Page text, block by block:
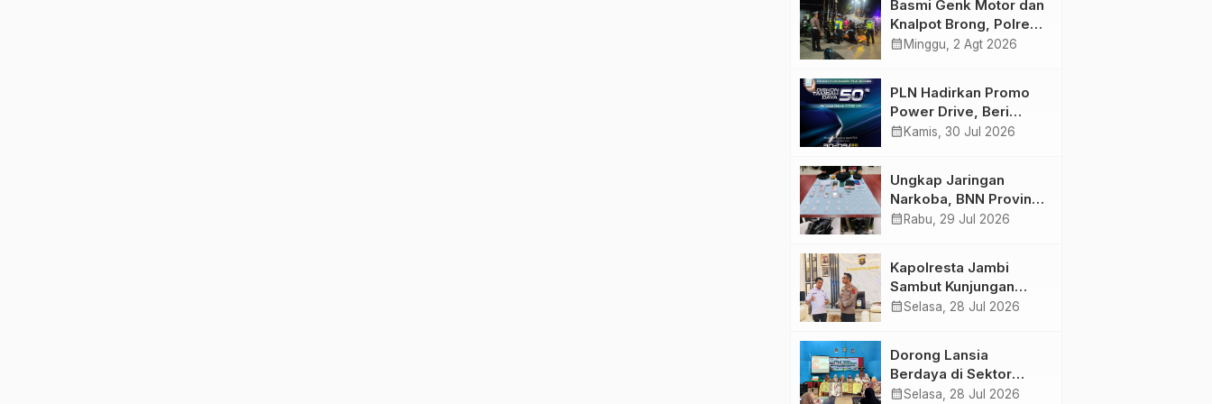
Semakin Skena
Basmi Genk Motor dan
Knalpot Brong, Polres
Tanjab Barat Amankan
calendar_month Minggu, 2 Agt 2026
PLN Hadirkan Promo
Power Drive, Beri
Diskon Tambah Daya
calendar_month Kamis, 30 Jul 2026
Ungkap Jaringan
Narkoba, BNN Provinsi
Jambi dan Bea Cukai
Butir Ekstasi dan 146
Gram Sabu
calendar_month Rabu, 29 Jul 2026
Kapolresta Jambi
Sambut Kunjungan
Ketua dan Pengurus
Kolaborasi
calendar_monthSelasa, 28 Jul 2026
Dorong Lansia
Berdaya di Sektor
Hijau, Pertamina EP
calendar_monthSelasa, 28 Jul 2026